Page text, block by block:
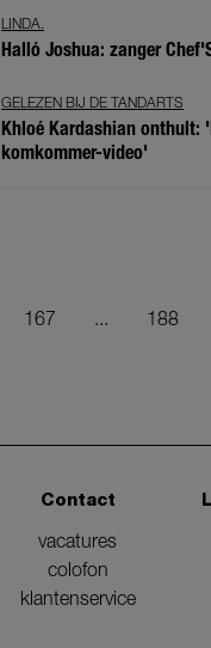
LINDA.
Halló Joshua: zanger
GELEZEN BIJ DE TANDARTS
Khloé Kardashian onthult:
komkommer-video'
167 ... 188
Contact
vacatures
colofon
klantenservice